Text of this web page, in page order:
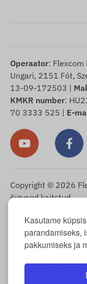
Kasutame
parandamiseks,
pakkumiseks ja
Operaator: Flexcom
Ungari, 2151 Fót,
13-09-172503 |
KMKR number:
70 3333 525 | E-
Copyright © 2026
õigused kaitstud.
Eesti
Küpsiste teave-
vastutus puuduste eest
haldamine